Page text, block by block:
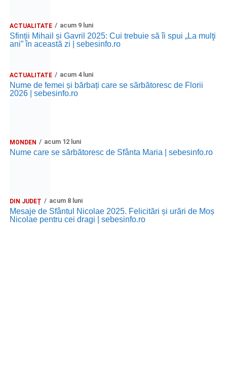
ACTUALITATE acum 9 luni
Sfinții Mihail și Gavril 2025: Cui trebuie să îi spui „La mulţi
ani” în această zi | sebesinfo.ro
ACTUALITATE acum 4 luni
Nume de femei și bărbați care se sărbătoresc de Florii
2026 | sebesinfo.ro
MONDEN acum 12 luni
Nume care se sărbătoresc de Sfânta Maria | sebesinfo.ro
DIN JUDEȚ acum 8 luni
Mesaje de Sfântul Nicolae 2025. Felicitări și urări de Moș
Nicolae pentru cei dragi | sebesinfo.ro